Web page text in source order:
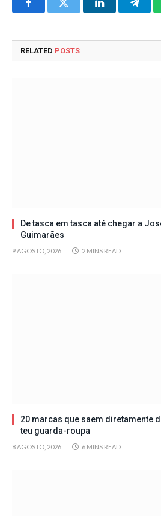
FacebookTwitter LinkedIn
RELATED POSTS
De tasca em tasca até chegar a
Guimarães
9 AGOSTO, 2026 2 MINS READ
20 marcas que saem diretamente
teu guarda-roupa
8 AGOSTO, 2026 6 MINS READ